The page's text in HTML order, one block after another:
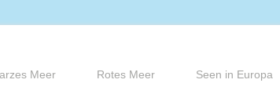
Meer Rotes Meer Seen in Europa